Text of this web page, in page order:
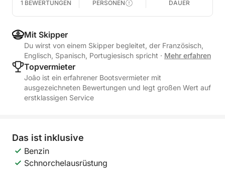
1 BEWERTUNGEN PERSONEN DAUER
Mit Skipper
Du wirst von einem Skipper begleitet, der Französisch,
Englisch, Spanisch, Portugiesisch spricht · Mehr erfahren
Topvermieter
João ist ein erfahrener Bootsvermieter mit
ausgezeichneten Bewertungen und legt großen Wert auf
erstklassigen Service
Das ist inklusive
Benzin
Schnorchelausrüstung